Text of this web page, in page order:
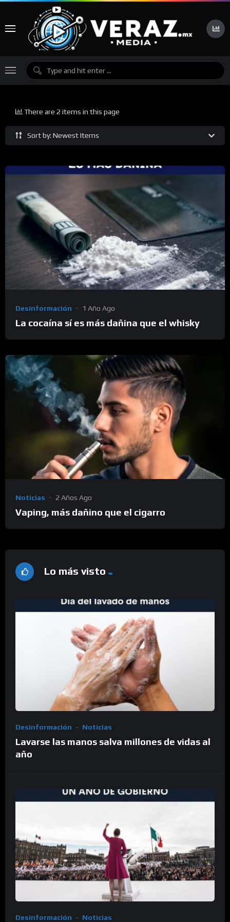
Sort by: Newest Items
There are 2 items in this page
Desinformación 1 Año Ago
La cocaína sí es más dañina que el whisky
Noticias 2 Años Ago
Vaping, más dañino que el cigarro
Lo más visto
Desinformación Noticias
Lavarse las manos salva millones de vidas al
año
Desinformación Noticias